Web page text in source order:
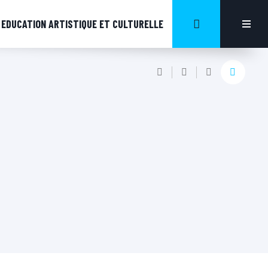
EDUCATION ARTISTIQUE ET CULTURELLE